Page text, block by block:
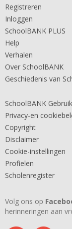
Registreren
Inloggen
SchoolBANK PLUS
Help
Verhalen
Over SchoolBANK
Geschiedenis van
SchoolBANK
Privacy-en
Copyright
Disclaimer
Cookie-instellingen
Profielen
Scholenregister
Volg ons op
herinneringen aan